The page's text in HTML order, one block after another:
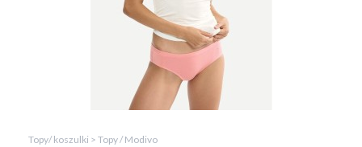
Topy/ koszulki > Topy / Modivo